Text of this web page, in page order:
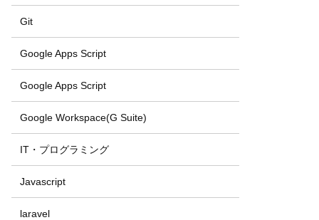
Git
Google Apps Script
Google Apps Script
Google Workspace(G Suite)
IT・プログラミング
Javascript
laravel